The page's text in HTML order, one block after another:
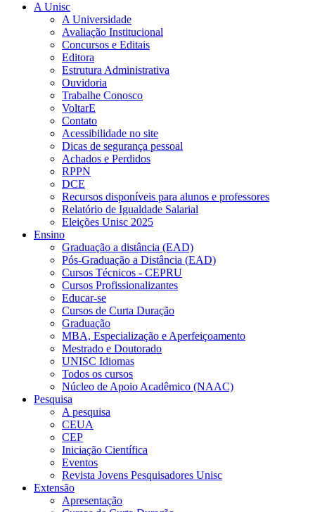
A Unisc
A Universidade
Avaliação Institucional
Concursos e Editais
Editora
Estrutura Administrativa
Ouvidoria
Trabalhe Conosco
VoltarE
Contato
Acessibilidade no site
Dicas de segurança pessoal
Achados e Perdidos
RPPN
DCE
Recursos disponíveis para alunos e professores
Relatório de Igualdade Salarial
Eleições Unisc 2025
Ensino
Graduação a distância (EAD)
Pós-Graduação a Distância (EAD)
Cursos Técnicos - CEPRU
Cursos Profissionalizantes
Educar-se
Cursos de Curta Duração
Graduação
MBA, Especialização e Aperfeiçoamento
Mestrado e Doutorado
UNISC Idiomas
Todos os cursos
Núcleo de Apoio Acadêmico (NAAC)
Pesquisa
A pesquisa
CEUA
CEP
Iniciação Científica
Eventos
Revista Jovens Pesquisadores Unisc
Extensão
Apresentação